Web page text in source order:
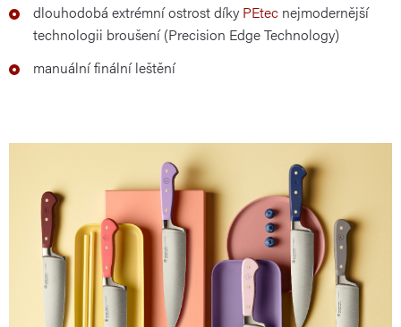
dlouhodobá extrémní ostrost díky PEtec nejmodernější
technologii broušení (Precision Edge Technology)
manuální finální leštění